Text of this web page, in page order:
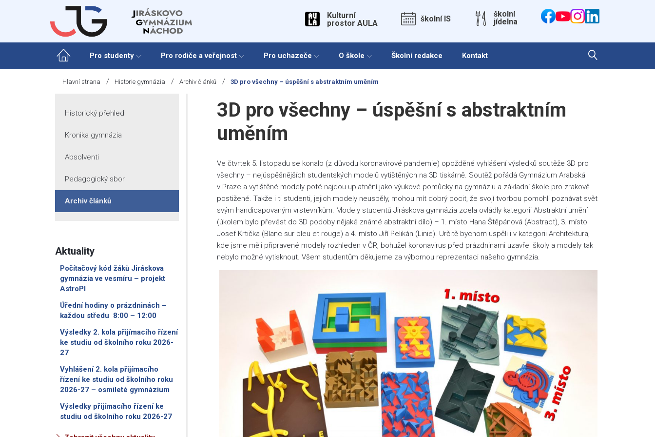
Kulturní
prostor AULA
školní IS
školní
jídelna
Pro studenty Pro rodiče a veřejnost Pro uchazeče O škole Školní redakce Kontakt
Hlavní strana / Historie gymnázia / Archiv článků / 3D pro všechny – úspěšní s abstraktním uměním
3D pro všechny – úspěšní s abstraktním
uměním
Ve čtvrtek 5. listopadu se konalo (z důvodu koronavirové pandemie) opožděné vyhlášení výsledků soutěže 3D pro
všechny – nejúspěšnějších studentských modelů vytištěných na 3D tiskárně. Soutěž pořádá Gymnázium Arabská
v Praze a vytištěné modely poté najdou uplatnění jako výukové pomůcky na gymnáziu a základní škole pro zrakově
postižené. Takže i ti studenti, jejich modely neuspěly, mohou mít dobrý pocit, že svojí tvorbou pomohli poznávat svět
svým handicapovaným vrstevníkům. Modely studentů Jiráskova gymnázia zcela ovládly kategorii Abstraktní umění
(úkolem bylo převést do 3D podoby nějaké známé abstraktní dílo) – 1. místo Hana Štěpánová (Abstract), 3. místo
Josef Krtička (Blanc sur bleu et rouge) a 4. místo Jiří Pelikán (Linie). Určitě bychom uspěli i v kategorii Architektura,
kde jsme měli připravené modely rozhleden v ČR, bohužel koronavirus před prázdninami uzavřel školy a modely tak
nebylo možné vytisknout. Všem studentům děkujeme za výbornou reprezentaci našeho gymnázia.
Historický přehled
Kronika gymnázia
Absolventi
Pedagogický sbor
Archiv článků
Aktuality
Počítačový kód žáků Jiráskova
gymnázia ve vesmíru – projekt
AstroPI
Úřední hodiny o prázdninách –
každou středu 8:00 – 12:00
Výsledky 2. kola přijímacího řízení
ke studiu od školního roku 2026-
27
Vyhlášení 2. kola přijímacího
řízení ke studiu od školního roku
2026-27 – osmileté gymnázium
Výsledky přijímacího řízení ke
studiu od školního roku 2026-27